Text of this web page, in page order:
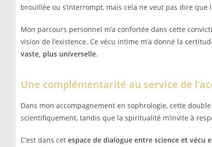
brouillée ou s’interrompt, mais cela ne veut pas dire que
Mon parcours personnel m’a confortée dans cette
vision de l’existence. Ce vécu intime m’a donné la
vaste, plus universelle.
Une complémentarité au service de
Dans mon accompagnement en sophrologie, cette
scientifiquement, tandis que la spiritualité m’invite à
C’est dans cet espace de dialogue entre science et vécu